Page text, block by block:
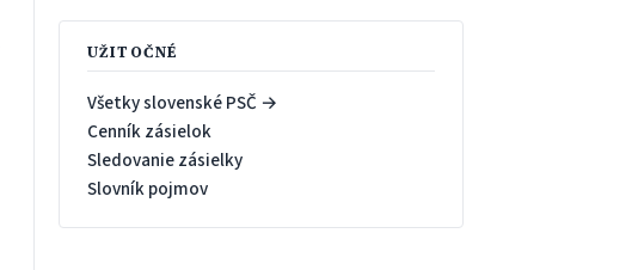
UŽITOČNÉ
Všetky slovenské PSČ →
Cenník zásielok
Sledovanie zásielky
Slovník pojmov